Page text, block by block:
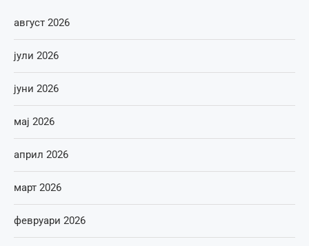
август 2026
јули 2026
јуни 2026
мај 2026
април 2026
март 2026
февруари 2026